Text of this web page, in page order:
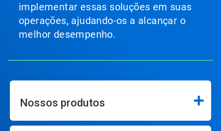
implementar essas soluções em suas
operações, ajudando-os a alcançar o
melhor desempenho.
Nossos produtos